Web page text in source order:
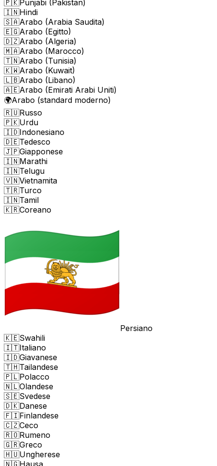
🇵🇰Punjabi (Pakistan)
🇮🇳Hindi
🇸🇦Arabo (Arabia Saudita)
🇪🇬Arabo (Egitto)
🇩🇿Arabo (Algeria)
🇲🇦Arabo (Marocco)
🇹🇳Arabo (Tunisia)
🇰🇼Arabo (Kuwait)
🇱🇧Arabo (Libano)
🇦🇪Arabo (Emirati Arabi Uniti)
🌍Arabo (standard moderno)
🇷🇺Russo
🇵🇰Urdu
🇮🇩Indonesiano
🇩🇪Tedesco
🇯🇵Giapponese
🇮🇳Marathi
🇮🇳Telugu
🇻🇳Vietnamita
🇹🇷Turco
🇮🇳Tamil
🇰🇷Coreano
Persiano
🇰🇪Swahili
🇮🇹Italiano
🇮🇩Giavanese
🇹🇭Tailandese
🇵🇱Polacco
🇳🇱Olandese
🇸🇪Svedese
🇩🇰Danese
🇫🇮Finlandese
🇨🇿Ceco
🇷🇴Rumeno
🇬🇷Greco
🇭🇺Ungherese
🇳🇬Hausa